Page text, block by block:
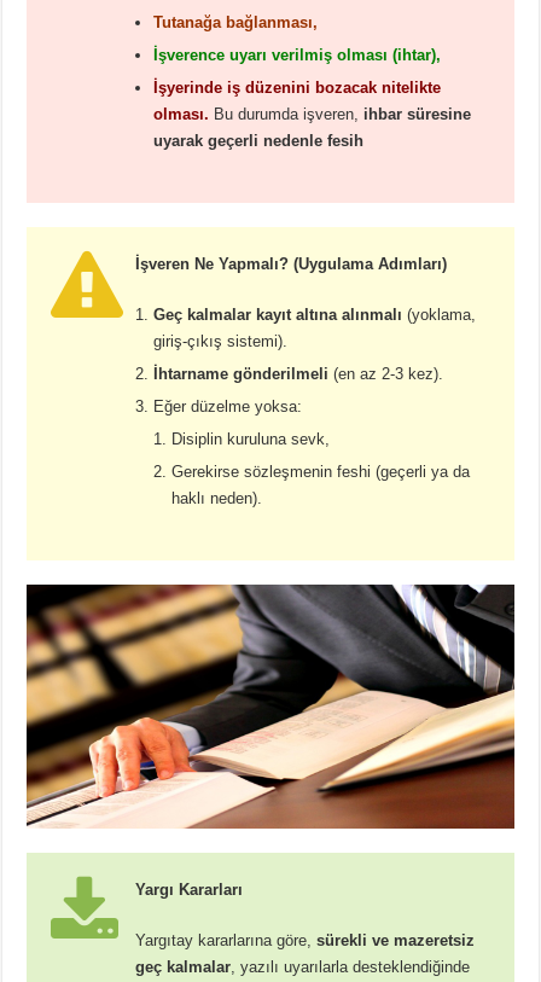
Tutanağa bağlanması,
İşverence uyarı verilmiş olması (ihtar),
İşyerinde iş düzenini bozacak nitelikte
olması. Bu durumda işveren, ihbar süresine
uyarak geçerli nedenle fesih
İşveren Ne Yapmalı? (Uygulama Adımları)
Geç kalmalar kayıt altına alınmalı (yoklama,
giriş-çıkış sistemi).
İhtarname gönderilmeli (en az 2-3 kez).
Eğer düzelme yoksa:
Disiplin kuruluna sevk,
Gerekirse sözleşmenin feshi (geçerli ya da
haklı neden).
Yargı Kararları
Yargıtay kararlarına göre,sürekli ve mazeretsiz
geç kalmalar , yazılı uyarılarla desteklendiğinde